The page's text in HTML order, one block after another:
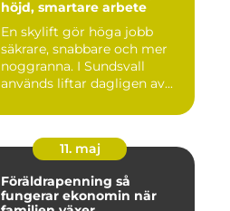
höjd, smartare arbete
En skylift gör höga jobb
säkrare, snabbare och mer
noggranna. I Sundsvall
används liftar dagligen av...
11. maj
Föräldrapenning så
fungerar ekonomin när